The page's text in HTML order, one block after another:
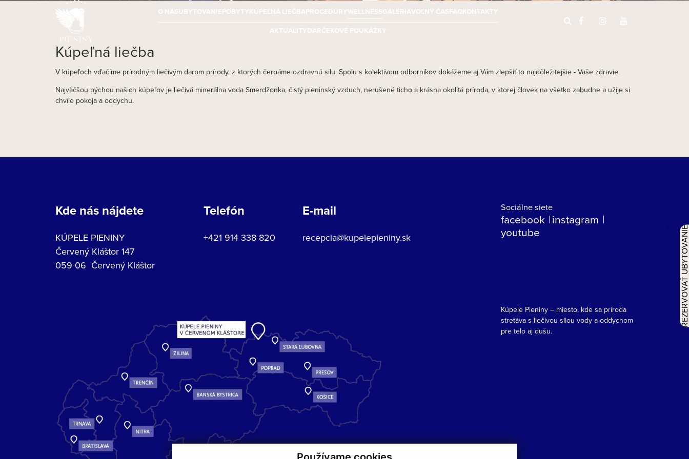
O NÁSUBYTOVANIEPOBYTYKÚPEĽNÁ LIEČBAPROCEDÚRYWELLNESSGALÉRIAVOĽNÝ ČASFAQKONTAKTY
AKTUALITYDARČEKOVÉ POUKÁŽKY
Kúpeľná liečba
V kúpeľoch vďačíme prírodným liečivým darom prírody, z ktorých čerpáme ozdravnú silu. Spolu s kolektívom odborníkov dokážeme aj Vám zlepšiť to najdôležitejšie - Vaše zdravie.
Najväčšou pýchou našich kúpeľov je liečivá minerálna voda Smerdžonka, čistý pieninský vzduch, nerušené ticho a krásna okolitá príroda, v ktorej človek na všetko zabudne a užije si
chvíle pokoja a oddychu.
Kde nás nájdete
KÚPELE PIENINY
Červený Kláštor 147
059 06 Červený Kláštor
Telefón
+421 914 338 820
E-mail
recepcia@kupelepieniny.sk
Sociálne siete
facebook instagram
youtube
Kúpele Pieniny – miesto, kde sa príroda
stretáva s liečivou silou vody a oddychom
pre telo aj dušu.